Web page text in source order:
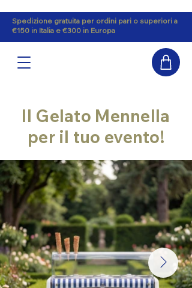
Spedizione gratuita per ordini pari o superiori a
€150 in Italia e €300 in Europa
Il Gelato Mennella
per il tuo evento!